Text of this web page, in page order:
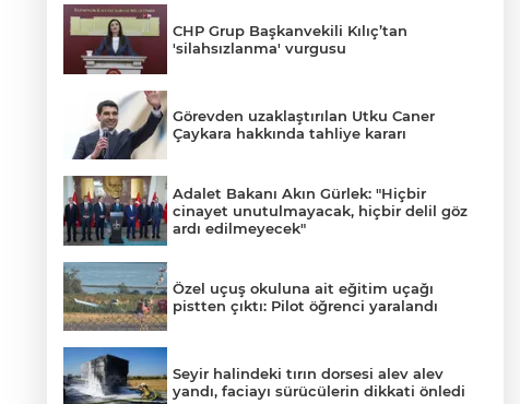
CHP Grup Başkanvekili Kılıç’tan
'silahsızlanma' vurgusu
Görevden uzaklaştırılan Utku Caner
Çaykara hakkında tahliye kararı
Adalet Bakanı Akın Gürlek: "Hiçbir
cinayet unutulmayacak, hiçbir delil göz
ardı edilmeyecek"
Özel uçuş okuluna ait eğitim uçağı
pistten çıktı: Pilot öğrenci yaralandı
Seyir halindeki tırın dorsesi alev alev
yandı, faciayı sürücülerin dikkati önledi